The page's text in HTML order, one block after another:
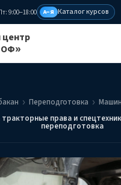
9:00–18:00 А–Я Каталог курсов
Переподготовка
права и
переподготовка